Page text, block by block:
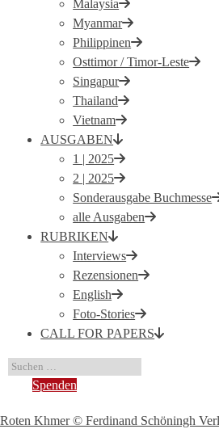
Malaysia
Myanmar
Philippinen
Osttimor / Timor-Leste
Singapur
Thailand
Vietnam
AUSGABEN
1 | 2025
2 | 2025
Sonderausgabe Buchmesse
alle Ausgaben
RUBRIKEN
Interviews
Rezensionen
English
Foto-Stories
CALL FOR PAPERS
Spenden